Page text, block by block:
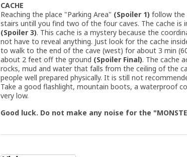
CACHE
Reaching the place "Parking Area" (Spoiler 1) follow the
stairs untill you find two of the four caves. The cache
(Spoiler 3). This cache is a mystery because the
not have to reveal anything. Just look for the cache
to walk to the end of the cave (west) for about 3 min
about 2 feet off the ground (Spoiler Final). The cache
rocks, mud and water that falls from the ceiling of the
people well prepared physically. It is still not
Take a good flashlight, mountain boots, a waterproof
very low.
Good luck. Do not make any noise for the